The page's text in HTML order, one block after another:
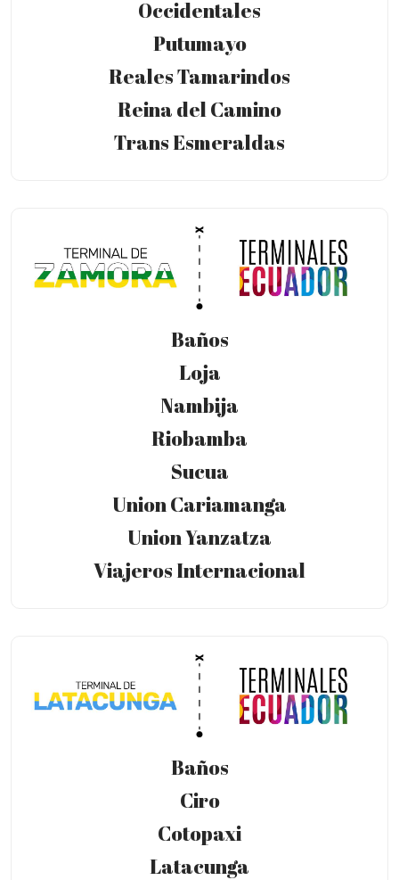
Occidentales
Putumayo
Reales Tamarindos
Reina del Camino
Trans Esmeraldas
Baños
Loja
Nambija
Riobamba
Sucua
Union Cariamanga
Union Yanzatza
Viajeros Internacional
Baños
Ciro
Cotopaxi
Latacunga